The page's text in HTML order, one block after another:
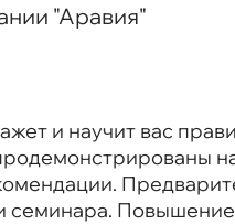
"Аравия"
и научит вас
семинара.